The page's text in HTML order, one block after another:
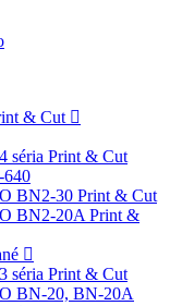
& Cut
séria Print & Cut
BN2-30 Print & Cut
BN2-20A Print &
séria Print & Cut
BN-20, BN-20A